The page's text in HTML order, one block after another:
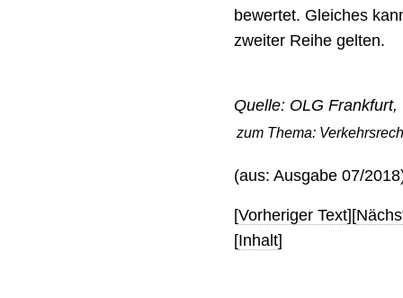
bewertet. Gleiches
zweiter Reihe gelten.
Quelle: OLG
zum Thema:
(aus: Ausgabe 07/
[Vorheriger Text][
[Inhalt]